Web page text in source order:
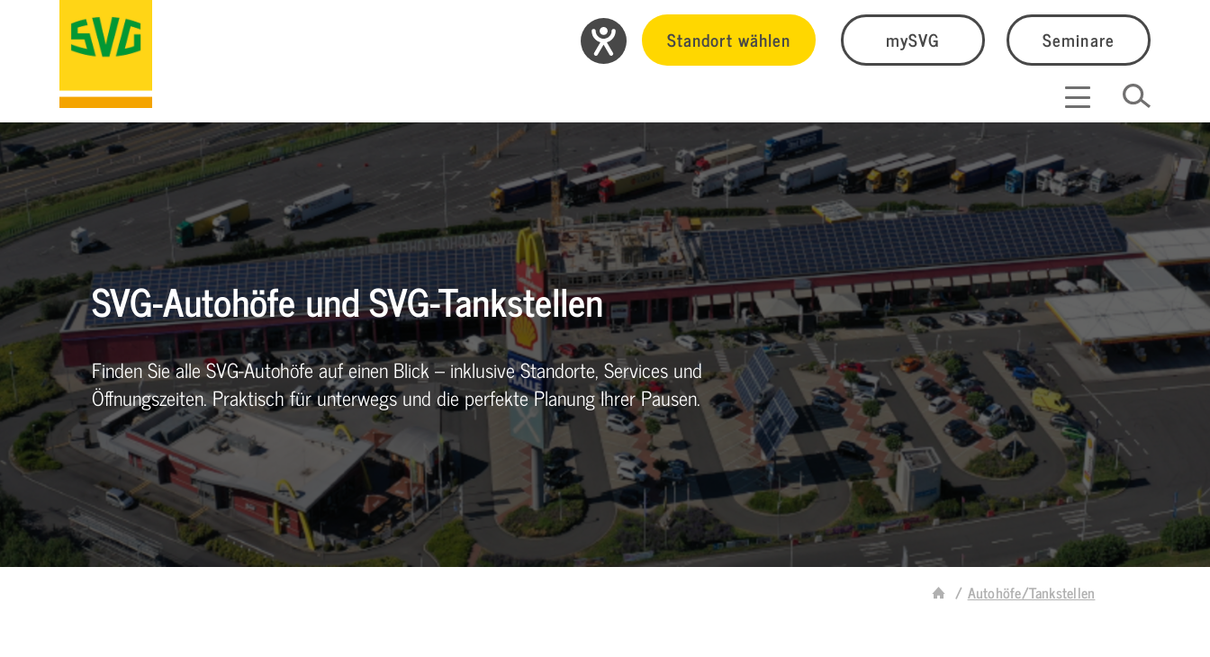
Standort wählen mySVG Seminare
SVG-Autohöfe und SVG-Tankstellen
Finden Sie alle SVG-Autohöfe auf einen Blick – inklusive Standorte, Services und
Öffnungszeiten. Praktisch für unterwegs und die perfekte Planung Ihrer Pausen.
Autohöfe/Tankstellen